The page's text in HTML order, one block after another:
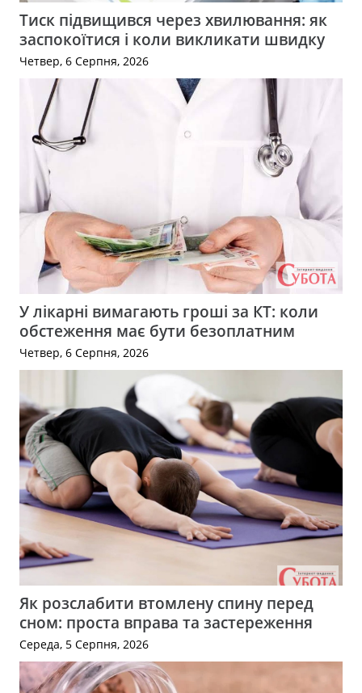
Тиск підвищився через хвилювання: як
заспокоїтися і коли викликати швидку
Четвер, 6 Серпня, 2026
У лікарні вимагають гроші за КТ: коли
обстеження має бути безоплатним
Четвер, 6 Серпня, 2026
Як розслабити втомлену спину перед
сном: проста вправа та застереження
Середа, 5 Серпня, 2026